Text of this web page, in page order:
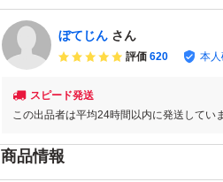
ぼてじん さん
評価 620 本
スピード発送
この出品者は平均24時間以内に発送してい
商品情報